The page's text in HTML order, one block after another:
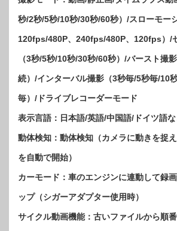
秒/2秒/5秒/10秒/30秒/60秒）/スローモー
120fps/480P、240fps/480P、120fps）/
（3秒/5秒/10秒/30秒/60秒）/バースト撮
続）/インターバル撮影（3秒毎/5秒毎/10
毎）/ドライブレコーダーモード
表示言語：日本語/英語/中国語/ドイツ語
動体検知：動体検知（カメラに動きを捉
を自動で開始）
カーモード：車のエンジンに連動して録
ップ（シガーアダプター使用時）
サイクル動画機能：古いファイルから順